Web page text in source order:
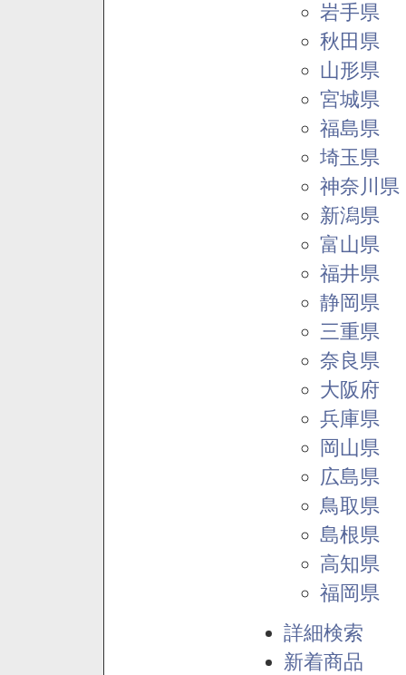
岩手県
秋田県
山形県
宮城県
福島県
埼玉県
神奈川県
新潟県
富山県
福井県
静岡県
三重県
奈良県
大阪府
兵庫県
岡山県
広島県
鳥取県
島根県
高知県
福岡県
詳細検索
新着商品